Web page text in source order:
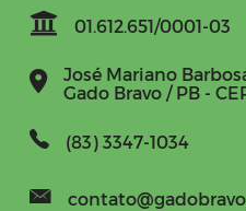
01.612.651/0001-03
José Mariano
Gado Bravo / PB -
(83) 3347-1034